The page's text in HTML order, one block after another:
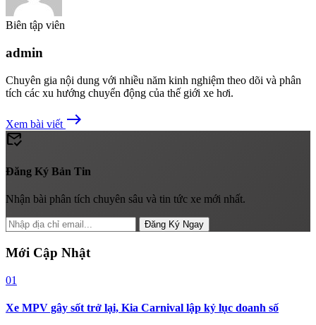
Biên tập viên
admin
Chuyên gia nội dung với nhiều năm kinh nghiệm theo dõi và phân
tích các xu hướng chuyển động của thế giới xe hơi.
Xem bài viết east
mark_email_read
Đăng Ký Bản Tin
Nhận bài phân tích chuyên sâu và tin tức xe mới nhất.
Đăng Ký Ngay
Mới Cập Nhật
01
Xe MPV gây sốt trở lại, Kia Carnival lập kỷ lục doanh số